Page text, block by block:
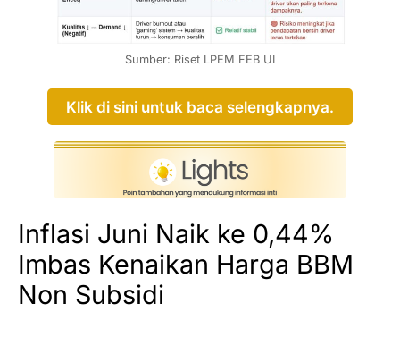
Sumber: Riset LPEM FEB UI
Klik di sini untuk baca selengkapnya.
Inflasi Juni Naik ke 0,44%
Imbas Kenaikan Harga BBM
Non Subsidi